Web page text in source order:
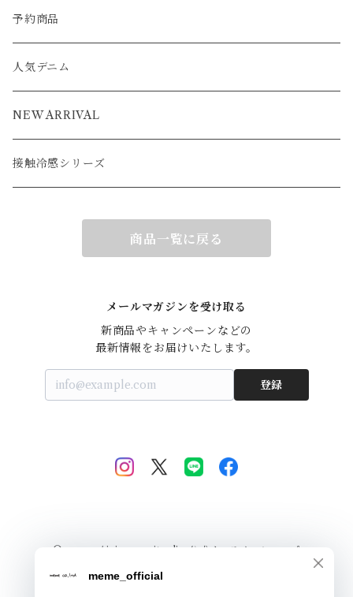
アウター
ジャケット
ベスト
カーディガン
ブルゾン
パーカー
ベスト
ポンチョ
アウター
ジャケット
コート
ベスト
予約商品
人気デニム
NEW ARRIVAL
接触冷感シリーズ
商品一覧に戻る
メールマガジンを受け取る
新商品やキャンペーンなどの
最新情報をお届けいたします。
登録
© meme / iriey merituuli 公式オンラインショップ
Powered by